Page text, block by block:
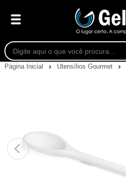
Página Inicial Utensílios Gourmet